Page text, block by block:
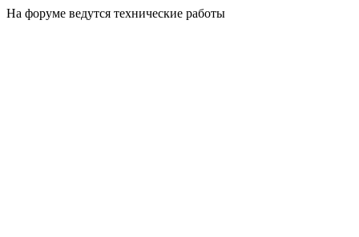
На форуме ведутся технические работы